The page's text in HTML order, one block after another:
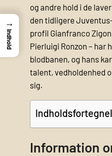
og andre hold i de
den tidligere
profil Gianfranco
Pierluigi Ronzon – har
blodbanen, og hans
talent, vedholdenhed
sig.
Information
→
Indhold